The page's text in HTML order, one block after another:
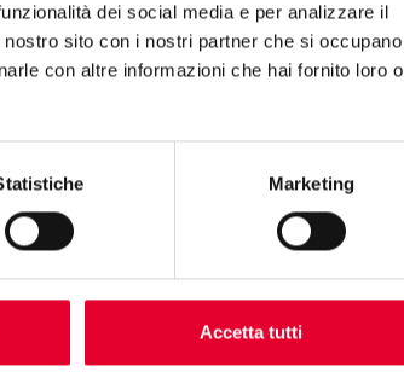
dei social media e per analizzare il
sito con i nostri partner che si occupano
con altre informazioni che hai fornito loro o
Marketing
Accetta tutti